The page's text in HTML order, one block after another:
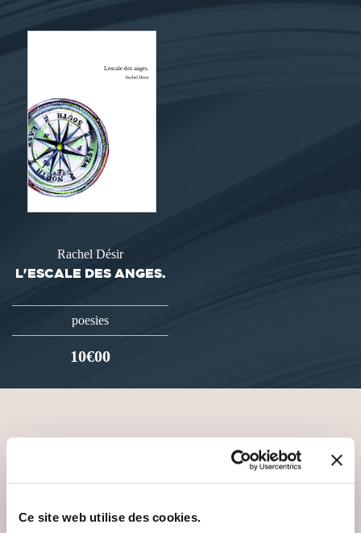
Ce site web utilise des cookies.
Rachel Désir
L'ESCALE DES ANGES.
poesies
10€00
VOUS AIMEREZ AUSSI